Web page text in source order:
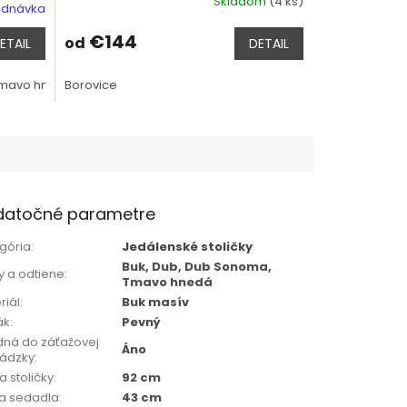
hnedá Biela
od €144 DETAIL
Borovice
parametre
:
Jedálenské stoličky
a odtiene:
Buk, Dub, Dub Sonoma,
Tmavo hnedá
:
Buk masív
:
Pevný
do záťažovej
:
Áno
stoličky:
92 cm
sedadla:
43 cm